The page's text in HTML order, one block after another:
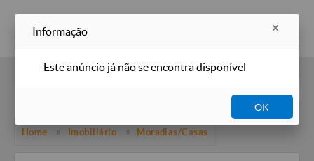
Home Imobiliário Moradias/Casas
Informação
Este anúncio já não se encontra disponível
OK